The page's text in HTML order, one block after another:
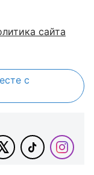
сайта
с